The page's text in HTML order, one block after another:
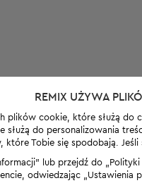
REMIX UŻYWA
plików cookie, które służą
do personalizowania
Tobie się spodobają. Jeśli
lub przejdź do
odwiedzając „Ustawienia